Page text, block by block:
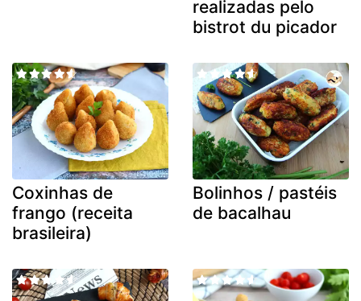
realizadas pelo
bistrot du picador
Coxinhas de
frango (receita
brasileira)
Bolinhos / pastéis
de bacalhau